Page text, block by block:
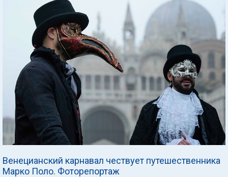
Венецианский карнавал чествует путешественника
Марко Поло. Фоторепортаж